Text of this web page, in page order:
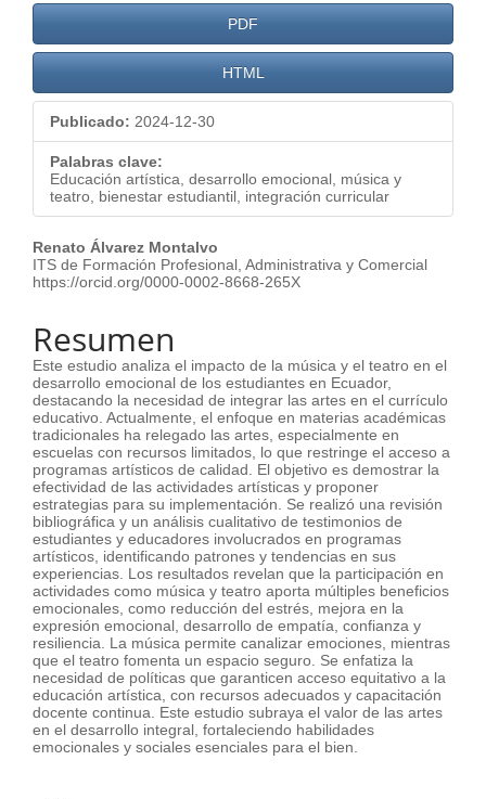
PDF
HTML
Publicado: 2024-12-30
Palabras clave:
Educación artística, desarrollo emocional, música y
teatro, bienestar estudiantil, integración curricular
Contenido
principal
del
artículo
Renato Álvarez Montalvo
ITS de Formación Profesional, Administrativa y Comercial
https://orcid.org/0000-0002-8668-265X
Resumen
Este estudio analiza el impacto de la música y el teatro en el
desarrollo emocional de los estudiantes en Ecuador,
destacando la necesidad de integrar las artes en el currículo
educativo. Actualmente, el enfoque en materias académicas
tradicionales ha relegado las artes, especialmente en
escuelas con recursos limitados, lo que restringe el acceso a
programas artísticos de calidad. El objetivo es demostrar la
efectividad de las actividades artísticas y proponer
estrategias para su implementación. Se realizó una revisión
bibliográfica y un análisis cualitativo de testimonios de
estudiantes y educadores involucrados en programas
artísticos, identificando patrones y tendencias en sus
experiencias. Los resultados revelan que la participación en
actividades como música y teatro aporta múltiples beneficios
emocionales, como reducción del estrés, mejora en la
expresión emocional, desarrollo de empatía, confianza y
resiliencia. La música permite canalizar emociones, mientras
que el teatro fomenta un espacio seguro. Se enfatiza la
necesidad de políticas que garanticen acceso equitativo a la
educación artística, con recursos adecuados y capacitación
docente continua. Este estudio subraya el valor de las artes
en el desarrollo integral, fortaleciendo habilidades
emocionales y sociales esenciales para el bien.